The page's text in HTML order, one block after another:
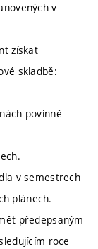
v
získat
skladbě:
povinně
v semestrech
plánech.
předepsaným
roce